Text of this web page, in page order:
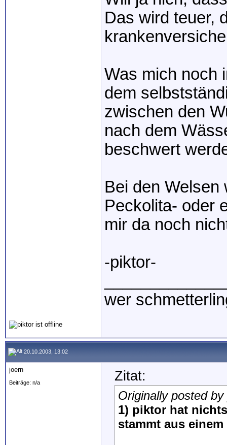
Das wird teuer,
Was mich noch
dem
zwischen den
nach dem
beschwert
Bei den Welsen
Peckolita- oder
mir da noch
-piktor-
wer
20.10.2003, 13:02
joern
Beiträge: n/a Zitat:
Originally posted by
1) piktor hat
stammt aus